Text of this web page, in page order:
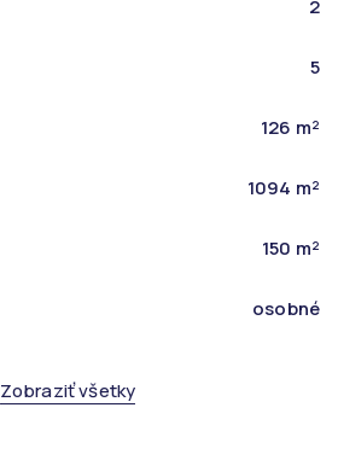
2
5
126 m²
1094 m²
150 m²
osobné
Zobraziť všetky